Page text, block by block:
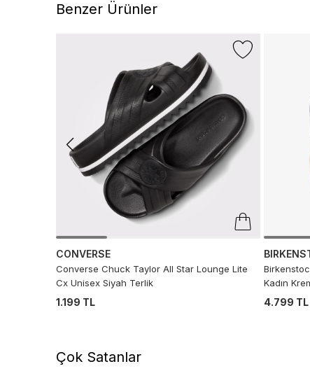
Benzer Ürünler
CONVERSE
Converse Chuck Taylor All Star Lounge Lite
Cx Unisex Siyah Terlik
1.199 TL
Kadın
4.799 TL
Çok Satanlar